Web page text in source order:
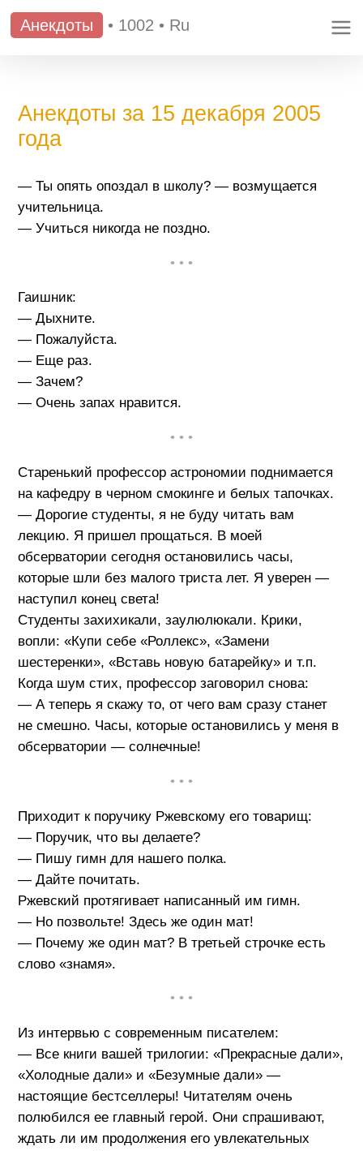
Анекдоты • 1002 • Ru
Анекдоты за 15 декабря 2005
года
— Ты опять опоздал в школу? — возмущается
учительница.
— Учиться никогда не поздно.
• • •
Гаишник:
— Дыхните.
— Пожалуйста.
— Еще раз.
— Зачем?
— Очень запах нравится.
• • •
Старенький профессор астрономии поднимается
на кафедру в черном смокинге и белых тапочках.
— Дорогие студенты, я не буду читать вам
лекцию. Я пришел прощаться. В моей
обсерватории сегодня остановились часы,
которые шли без малого триста лет. Я уверен —
наступил конец света!
Студенты захихикали, заулюлюкали. Крики,
вопли: «Купи себе «Роллекс», «Замени
шестеренки», «Вставь новую батарейку» и т.п.
Когда шум стих, профессор заговорил снова:
— А теперь я скажу то, от чего вам сразу станет
не смешно. Часы, которые остановились у меня в
обсерватории — солнечные!
• • •
Приходит к поручику Ржевскому его товарищ:
— Поручик, что вы делаете?
— Пишу гимн для нашего полка.
— Дайте почитать.
Ржевский протягивает написанный им гимн.
— Но позвольте! Здесь же один мат!
— Почему же один мат? В третьей строчке есть
слово «знамя».
• • •
Из интервью с современным писателем:
— Все книги вашей трилогии: «Прекрасные дали»,
«Холодные дали» и «Безумные дали» —
настоящие бестселлеры! Читателям очень
полюбился ее главный герой. Они спрашивают,
ждать ли им продолжения его увлекательных